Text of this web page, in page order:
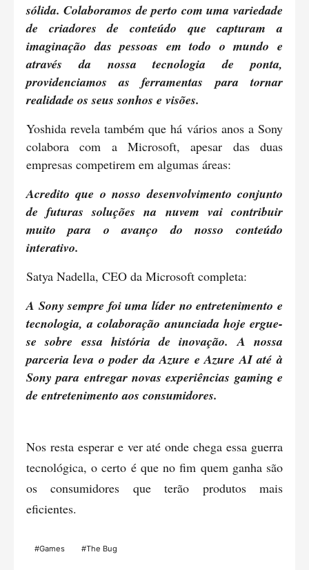
sólida. Colaboramos de perto com uma variedade
de criadores de conteúdo que capturam a
imaginação das pessoas em todo o mundo e
através da nossa tecnologia de ponta,
providenciamos as ferramentas para tornar
realidade os seus sonhos e visões.
Yoshida revela também que há vários anos a Sony
colabora com a Microsoft, apesar das duas
empresas competirem em algumas áreas:
Acredito que o nosso desenvolvimento conjunto
de futuras soluções na nuvem vai contribuir
muito para o avanço do nosso conteúdo
interativo.
Satya Nadella, CEO da Microsoft completa:
A Sony sempre foi uma líder no entretenimento e
tecnologia, a colaboração anunciada hoje ergue-
se sobre essa história de inovação. A nossa
parceria leva o poder da Azure e Azure AI até à
Sony para entregar novas experiências gaming e
de entretenimento aos consumidores.
Nos resta esperar e ver até onde chega essa guerra
tecnológica, o certo é que no fim quem ganha são
os consumidores que terão produtos mais
eficientes.
#Games #The Bug